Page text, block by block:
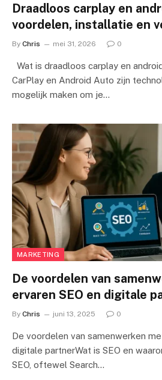
Draadloos carplay en
voordelen, installatie en
By Chris mei 31, 2026 0
Wat is draadloos carplay en
CarPlay en Android Auto zijn
mogelijk maken om je…
MARKETING
De voordelen van
ervaren SEO en digitale
By Chris juni 13, 2025 0
De voordelen van samenwerken
digitale partnerWat is SEO en
SEO, oftewel Search…